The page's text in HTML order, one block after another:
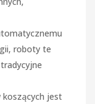
roboty te
jest